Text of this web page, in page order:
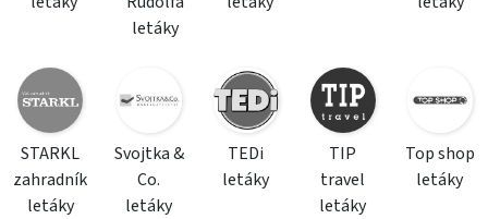
letáky
STARKL
zahradník
letáky
Svojtka &
Co.
letáky
TEDi
letáky
TIP
travel
letáky
Top shop
letáky